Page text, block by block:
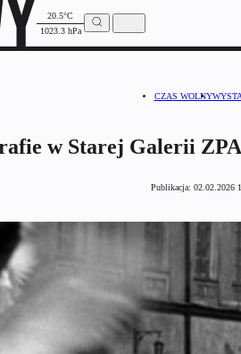
20.5°C
1023.3 hPa
CZAS WOLNY
w Starej Galerii
Publikacja: 02.02.2026